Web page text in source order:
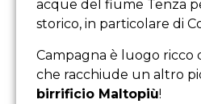
acque del fiume Tenza
storico, in particolare di
Campagna è luogo ricco
che racchiude un altro
birrificio Maltopiù!